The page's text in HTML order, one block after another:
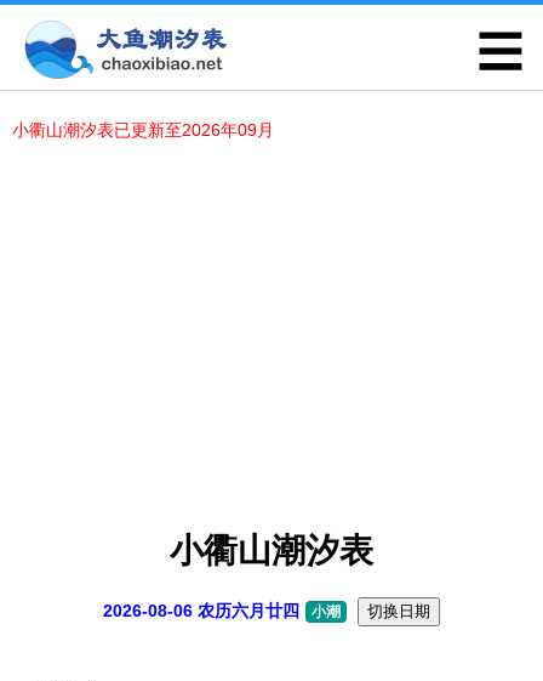
小衢山潮汐表已更新至2026年09月
小衢山潮汐表
2026-08-06 农历六月廿四 小潮 切换日期